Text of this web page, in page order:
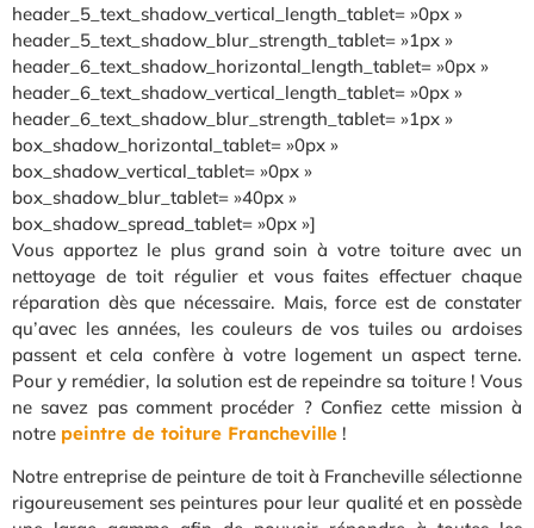
header_5_text_shadow_vertical_length_tablet= »0px »
header_5_text_shadow_blur_strength_tablet= »1px »
header_6_text_shadow_horizontal_length_tablet= »0px »
header_6_text_shadow_vertical_length_tablet= »0px »
header_6_text_shadow_blur_strength_tablet= »1px »
box_shadow_horizontal_tablet= »0px »
box_shadow_vertical_tablet= »0px »
box_shadow_blur_tablet= »40px »
box_shadow_spread_tablet= »0px »]
Vous apportez le plus grand soin à votre toiture avec un
nettoyage de toit régulier et vous faites effectuer chaque
réparation dès que nécessaire. Mais, force est de constater
qu’avec les années, les couleurs de vos tuiles ou ardoises
passent et cela confère à votre logement un aspect terne.
Pour y remédier, la solution est de repeindre sa toiture ! Vous
ne savez pas comment procéder ? Confiez cette mission à
notre peintre de toiture Francheville !
Notre entreprise de peinture de toit à Francheville sélectionne
rigoureusement ses peintures pour leur qualité et en possède